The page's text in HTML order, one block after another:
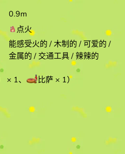
0.9m
点火
能感受火的 / 木制的 / 可爱的 /
金属的 / 交通工具 / 辣辣的
× 1、 比萨 × 1）